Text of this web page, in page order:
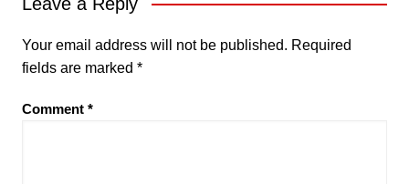
Your email address will not be published. Required
fields are marked *
Comment *